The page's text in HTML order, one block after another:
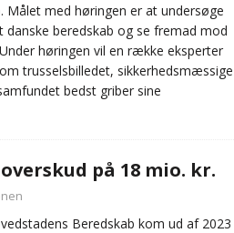
Målet med høringen er at undersøge
beredskab og se fremad mod
høringen vil en række eksperter
trusselsbilledet, sikkerhedsmæssige
bedst griber sine
på 18 mio. kr.
Beredskab kom ud af 2023